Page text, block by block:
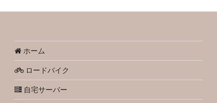
ホーム
ロードバイク
自宅サーバー